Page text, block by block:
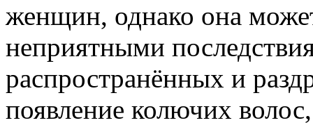
женщин, однако она
неприятными
распространённых и
появление колючих